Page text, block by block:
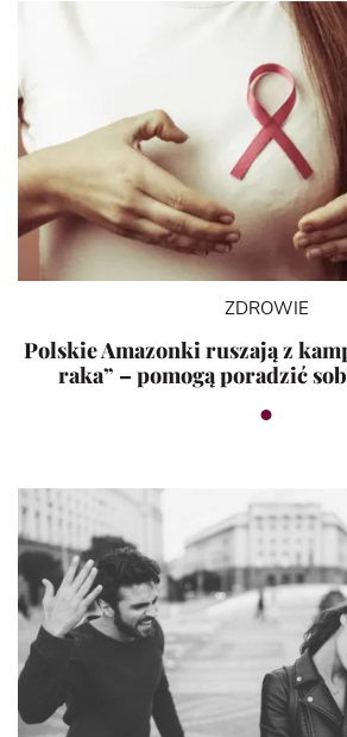
ZDROWIE
Polskie Amazonki ruszają z
raka” – pomogą poradzić